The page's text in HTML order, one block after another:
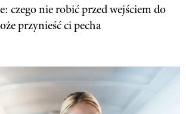
czego nie robić przed wejściem do
przynieść ci pecha